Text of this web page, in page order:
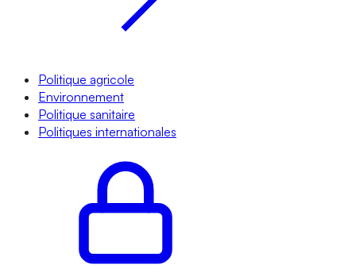
Politique agricole
Environnement
Politique sanitaire
Politiques internationales